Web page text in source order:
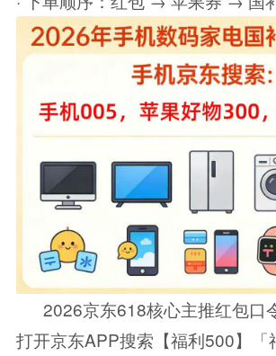
2026京东618核心主推红包口
打开京东APP搜索【福利500】「